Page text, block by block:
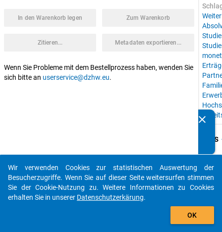
In den Warenkorb legen Zum Warenkorb
Zitieren... Metadaten exportieren...
Wenn Sie Probleme mit dem Bestellprozess haben, wenden Sie
sich bitte an userservice@dzhw.eu.
Details
clear
auto_stories
add_shopping_cart
Wir verwenden Cookies zur statistischen Auswertung der
Besucherzugriffe. Wenn Sie auf dieser Seite weitersurfen stimmen
Sie der Cookie-Nutzung zu. Weitere Informationen zu Cookies
erhalten Sie in unserer Datenschutzerkärung.
OK